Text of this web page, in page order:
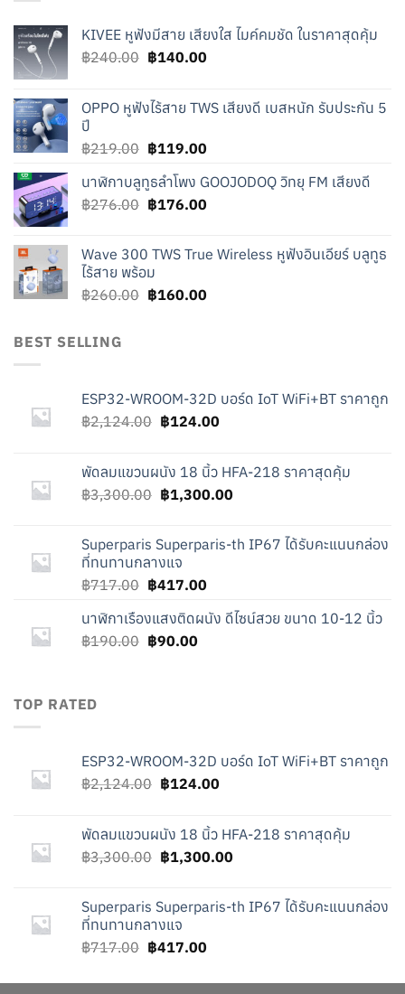
KIVEE หูฟังมีสาย เสียงใส ไมค์คมชัด ในราคาสุดคุ้ม
฿240.00 Original
฿240.00.
฿140.00Current
฿140.00.
OPPO หูฟังไร้สาย TWS เสียงดี เบสหนัก รับประกัน 5
ปี
฿219.00 Original
was:
฿219.00.
฿119.00Current
is:
฿119.00.
นาฬิกาบลูทูธลำโพง GOOJODOQ วิทยุ FM เสียงดี
฿276.00 Original
฿276.00.
฿176.00Current
฿176.00.
Wave 300 TWS True Wireless หูฟังอินเอียร์ บลูทูธ
ไร้สาย พร้อม
฿260.00 Original
฿160.00Current
BEST SELLING
ESP32-WROOM-32D บอร์ด IoT WiFi+BT ราคาถูก
฿2,124.00 Original
฿2,124.00.
฿124.00Current
฿124.00.
พัดลมแขวนผนัง 18 นิ้ว HFA-218 ราคาสุดคุ้ม
฿3,300.00 Original
฿3,300.00.
฿1,300.00Current
฿1,300.00.
Superparis Superparis-th IP67 ได้รับคะแนนกล่อง
ที่ทนทานกลางแจ
฿717.00 Original
was:
฿717.00.
฿417.00Current
is:
นาฬิกาเรืองแสงติดผนัง ดีไซน์สวย ขนาด 10-12 นิ้ว
฿190.00 Original
฿90.00Current
TOP RATED
ESP32-WROOM-32D บอร์ด IoT WiFi+BT ราคาถูก
฿2,124.00 Original
฿2,124.00.
฿124.00Current
฿124.00.
พัดลมแขวนผนัง 18 นิ้ว HFA-218 ราคาสุดคุ้ม
฿3,300.00 Original
฿3,300.00.
฿1,300.00Current
฿1,300.00.
Superparis Superparis-th IP67 ได้รับคะแนนกล่อง
ที่ทนทานกลางแจ
฿717.00 Original
was:
฿417.00Current
is: